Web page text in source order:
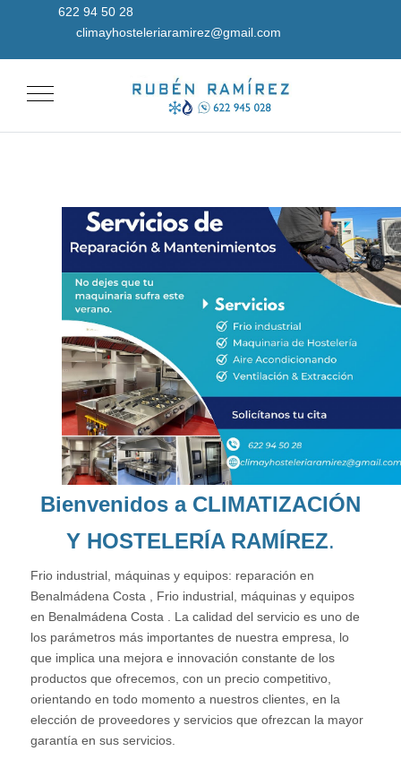
622 94 50 28
climayhosteleriaramirez@gmail.com
Mobile Menu Toggle
Bienvenidos a CLIMATIZACIÓN
Y HOSTELERÍA RAMÍREZ.
Frio industrial, máquinas y equipos: reparación en
Benalmádena Costa , Frio industrial, máquinas y equipos
en Benalmádena Costa . La calidad del servicio es uno de
los parámetros más importantes de nuestra empresa, lo
que implica una mejora e innovación constante de los
productos que ofrecemos, con un precio competitivo,
orientando en todo momento a nuestros clientes, en la
elección de proveedores y servicios que ofrezcan la mayor
garantía en sus servicios.